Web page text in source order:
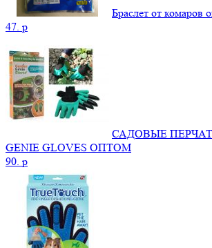
Браслет от комаров
47. p
САДОВЫЕ
GENIE GLOVES ОПТОМ
90. p